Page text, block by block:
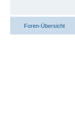
Foren-Übersicht